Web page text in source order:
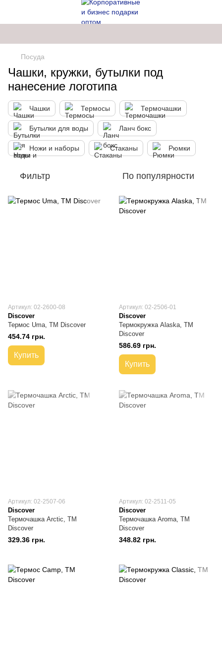
Посуда
Чашки, кружки, бутылки под
нанесение логотипа
Чашки Термосы Термочашки
Бутылки для воды Ланч бокс
Ножи и наборы Стаканы Рюмки
Фильтр По популярности
Артикул: 02-2600-08
Discover
Термос Uma, ТМ Discover
454.74 грн.
Купить
Артикул: 02-2506-01
Discover
Термокружка Alaska, TM
Discover
586.69 грн.
Купить
Артикул: 02-2507-06
Discover
Термочашка Arctic, TM
Discover
329.36 грн.
Артикул: 02-2511-05
Discover
Термочашка Aroma, TM
Discover
348.82 грн.